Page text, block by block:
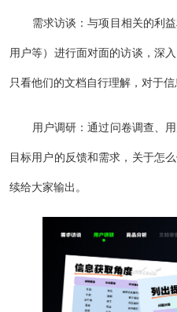
需求访谈：与项目相关的利
用户等）进行面对面的访谈，深
只看他们的文档自行理解，对于
用户调研：通过问卷调查、
目标用户的反馈和需求，关于怎
续给大家输出。